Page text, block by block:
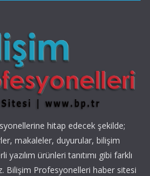
hitap edecek şekilde;
makaleler, duyurular, bilişim
yazılım ürünleri tanıtımı gibi farklı
Bilişim Profesyonelleri haber sitesi